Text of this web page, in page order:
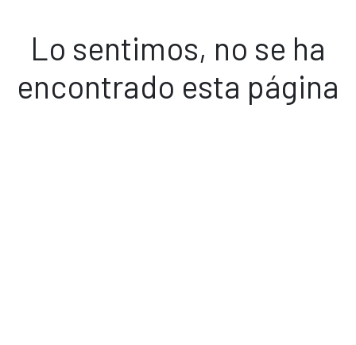
Lo sentimos, no se ha
encontrado esta página